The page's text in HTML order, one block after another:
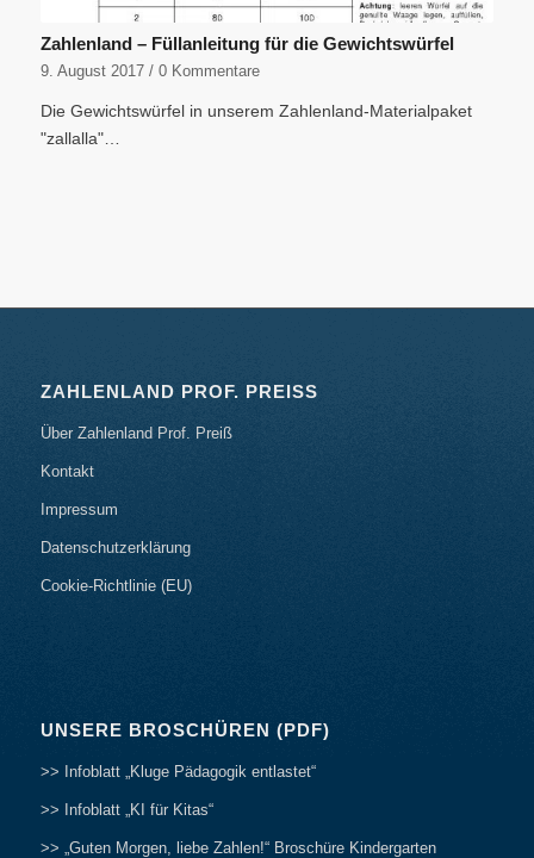
Zahlenland – Füllanleitung für die Gewichtswürfel
9. August 2017 / 0 Kommentare
Die Gewichtswürfel in unserem Zahlenland-Materialpaket
"zallalla"…
ZAHLENLAND PROF. PREISS
Über Zahlenland Prof. Preiß
Kontakt
Impressum
Datenschutzerklärung
Cookie-Richtlinie (EU)
UNSERE BROSCHÜREN (PDF)
>> Infoblatt „Kluge Pädagogik entlastet“
>> Infoblatt „KI für Kitas“
>> „Guten Morgen, liebe Zahlen!“ Broschüre Kindergarten